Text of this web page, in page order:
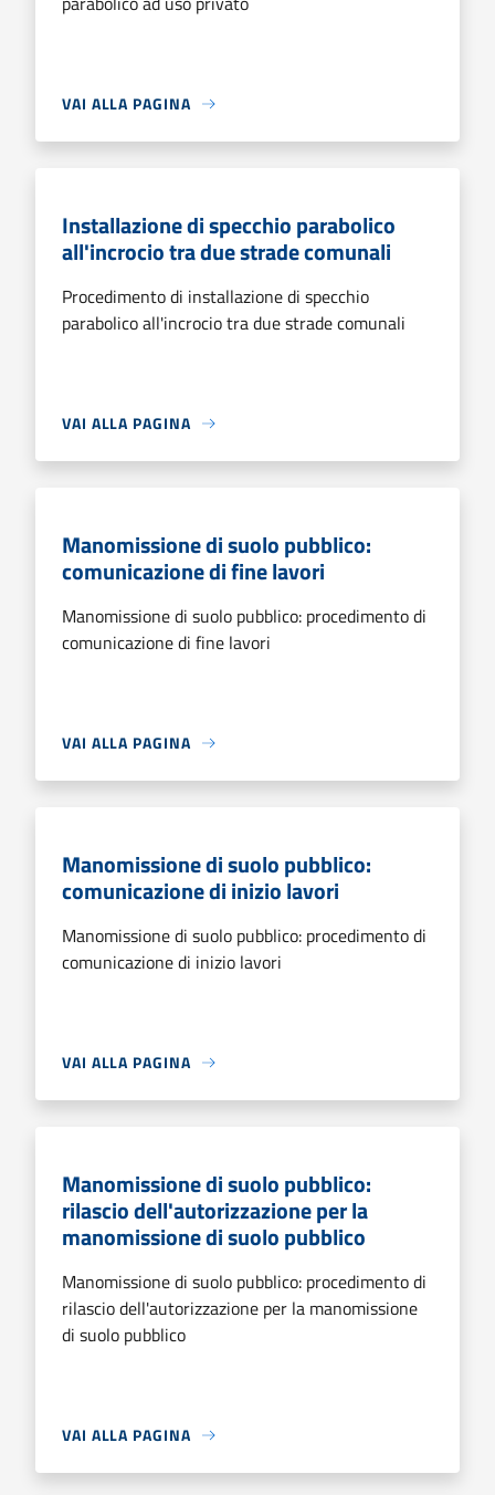
VAI ALLA PAGINA
Installazione di specchio parabolico
all'incrocio tra due strade comunali
Procedimento di installazione di specchio
parabolico all'incrocio tra due strade comunali
VAI ALLA PAGINA
Manomissione di suolo pubblico:
comunicazione di fine lavori
Manomissione di suolo pubblico: procedimento di
comunicazione di fine lavori
VAI ALLA PAGINA
Manomissione di suolo pubblico:
comunicazione di inizio lavori
Manomissione di suolo pubblico: procedimento di
comunicazione di inizio lavori
VAI ALLA PAGINA
Manomissione di suolo pubblico:
rilascio dell'autorizzazione per la
manomissione di suolo pubblico
Manomissione di suolo pubblico: procedimento di
rilascio dell'autorizzazione per la manomissione
di suolo pubblico
VAI ALLA PAGINA